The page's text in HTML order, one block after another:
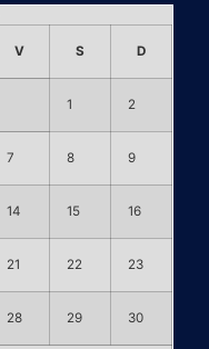
V S D
1 2
7 8 9
14 15 16
21 22 23
28 29 30